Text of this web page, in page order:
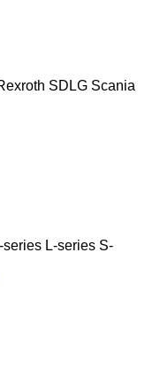
SDLG Scania
series L-series S-